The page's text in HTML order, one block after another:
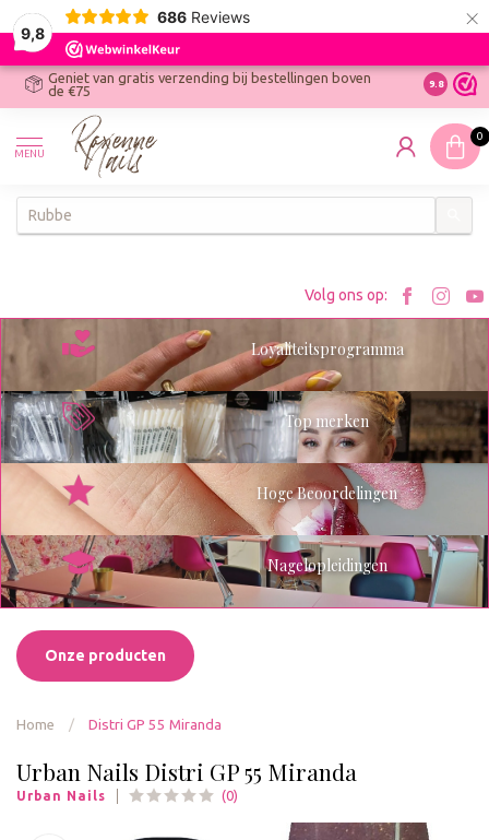
9,8
686 Reviews ×
Geniet van gratis verzending bij bestellingen boven
de €75
Ontdek
9.8
MENU
0
Volg ons op:
Bezoek
Loyaliteitsprogramma
Top merken
Hoge Beoordelingen
Nagelopleidingen
Onze producten
Home / Distri GP 55 Miranda
Urban Nails Distri GP 55 Miranda
Urban Nails (0)